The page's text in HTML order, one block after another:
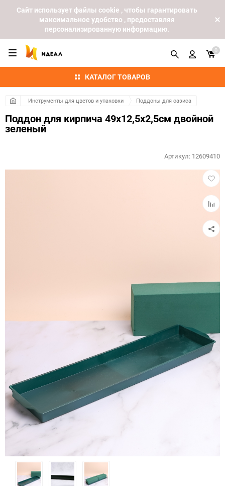
Cайт использует файлы cookie , чтобы гарантировать
максимальное удобство , предоставляя
персонализированную информацию.
КАТАЛОГ ТОВАРОВ
0
Инструменты для цветов и упаковки Поддоны для оазиса
Поддон для кирпича 49х12,5х2,5см двойной
зеленый
в
к
Артикул: 12609410